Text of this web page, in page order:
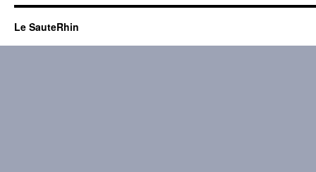
Le SauteRhin